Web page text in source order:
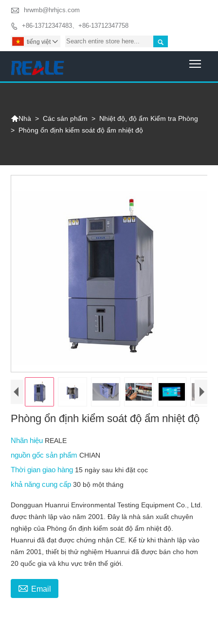
 hrwmb@hrhjcs.com
 +86-13712347483、+86-13712347758

tiếng việt 
Nhà > Các sản phẩm > Nhiệt độ, độ ẩm Kiểm tra Phòng
> Phòng ổn định kiểm soát độ ẩm nhiệt độ
Phòng ổn định kiểm soát độ ẩm nhiệt độ
Nhãn hiệu REALE
nguồn gốc sản phẩmCHIAN
Thời gian giao hàng 15 ngày sau khi đặt cọc
khả năng cung cấp30 bộ một tháng
Dongguan Huanrui Environmental Testing Equipment Co., Ltd.
được thành lập vào năm 2001. Đây là nhà sản xuất chuyên
nghiệp của Phòng ổn định kiểm soát độ ẩm nhiệt độ.
Huanrui đã đạt được chứng nhận CE. Kể từ khi thành lập vào
năm 2001, thiết bị thử nghiệm Huanrui đã được bán cho hơn
20 quốc gia và khu vực trên thế giới.
 Email